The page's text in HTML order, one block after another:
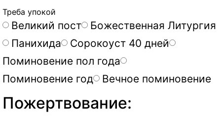
Треба упокой
Великий пост
Божественная Литургия
Панихида
Сорокоуст 40 дней
Поминовение пол года
Поминовение год
Вечное поминовение
Пожертвование: